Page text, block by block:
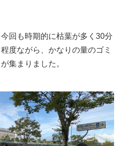
今回も時期的に枯葉が多く30分
程度ながら、かなりの量のゴミ
が集まりました。